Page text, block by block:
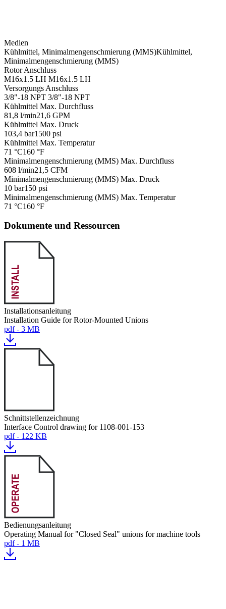
Medien
Kühlmittel, Minimalmengenschmierung (MMS)Kühlmittel,
Minimalmengenschmierung (MMS)
Rotor Anschluss
M16x1.5 LH M16x1.5 LH
Versorgungs Anschluss
3/8"-18 NPT 3/8"-18 NPT
Kühlmittel Max. Durchfluss
81,8 l/min21,6 GPM
Kühlmittel Max. Druck
103,4 bar1500 psi
Kühlmittel Max. Temperatur
71 °C160 °F
Minimalmengenschmierung (MMS) Max. Durchfluss
608 l/min21,5 CFM
Minimalmengenschmierung (MMS) Max. Druck
10 bar150 psi
Minimalmengenschmierung (MMS) Max. Temperatur
71 °C160 °F
Dokumente und Ressourcen
Installationsanleitung
Installation Guide for Rotor-Mounted Unions
pdf - 3 MB
Schnittstellenzeichnung
Interface Control drawing for 1108-001-153
pdf - 122 KB
Bedienungsanleitung
Operating Manual for "Closed Seal" unions for machine tools
pdf - 1 MB